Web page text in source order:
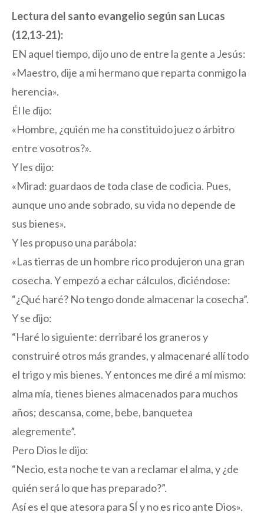
Lectura del santo evangelio según san Lucas
(12,13-21):
EN aquel tiempo, dijo uno de entre la gente a Jesús:
«Maestro, dije a mi hermano que reparta conmigo la
herencia».
Él le dijo:
«Hombre, ¿quién me ha constituido juez o árbitro
entre vosotros?».
Y les dijo:
«Mirad: guardaos de toda clase de codicia. Pues,
aunque uno ande sobrado, su vida no depende de
sus bienes».
Y les propuso una parábola:
«Las tierras de un hombre rico produjeron una gran
cosecha. Y empezó a echar cálculos, diciéndose:
“¿Qué haré? No tengo donde almacenar la cosecha”.
Y se dijo:
“Haré lo siguiente: derribaré los graneros y
construiré otros más grandes, y almacenaré allí todo
el trigo y mis bienes. Y entonces me diré a mí mismo:
alma mía, tienes bienes almacenados para muchos
años; descansa, come, bebe, banquetea
alegremente”.
Pero Dios le dijo:
“Necio, esta noche te van a reclamar el alma, y ¿de
quién será lo que has preparado?”.
Así es el que atesora para SÍ y no es rico ante Dios».